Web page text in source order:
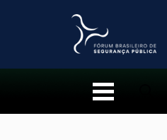
E DO